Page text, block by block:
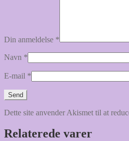
Din anmeldelse *
Navn *
E-mail *
Dette site anvender Akismet til at
Relaterede varer